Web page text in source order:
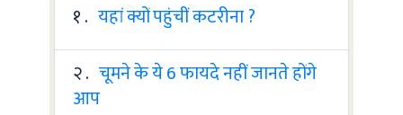
१ . यहां क्यों पहुंचीं कटरीना ?
२ . चूमने के ये 6 फायदे नहीं जानते होंगे
आप